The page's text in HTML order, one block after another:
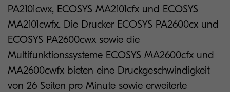
PA2101cwx, ECOSYS MA2101cfx und ECOSYS
MA2101cwfx. Die Drucker ECOSYS PA2600cx und
ECOSYS PA2600cwx sowie die
Multifunktionssysteme ECOSYS MA2600cfx und
MA2600cwfx bieten eine Druckgeschwindigkeit
von 26 Seiten pro Minute sowie erweiterte